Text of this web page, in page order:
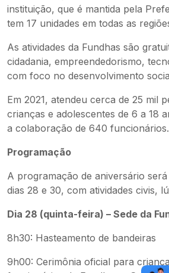
instituição, que é mantida pela
tem 17 unidades em todas as
As atividades da Fundhas são
cidadania, empreendedorismo,
com foco no desenvolvimento
Em 2021, atendeu cerca de 25 mil
crianças e adolescentes de 6 a 18
a colaboração de 640 funcionários.
Programação
A programação de aniversário
dias 28 e 30, com atividades civis,
Dia 28 (quinta-feira) – Sede da
8h30: Hasteamento de bandeiras
9h00: Cerimônia oficial para